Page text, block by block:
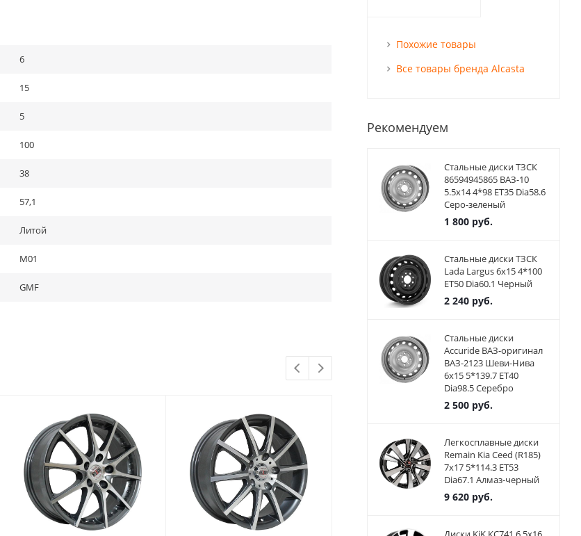
6
15
5
100
38
57,1
Литой
M01
GMF
Похожие товары
Все товары бренда Alcasta
Рекомендуем
Стальные диски ТЗСК
86594945865 ВАЗ-10
5.5x14 4*98 ET35 Dia58.6
Серо-зеленый
1 800руб.
Стальные диски ТЗСК
Lada Largus 6x15 4*100
ET50 Dia60.1 Черный
2 240руб.
Стальные диски
Accuride ВАЗ-оригинал
ВАЗ-2123 Шеви-Нива
6x15 5*139.7 ET40
Dia98.5 Серебро
2 500руб.
Легкосплавные диски
Remain Kia Ceed (R185)
7x17 5*114.3 ET53
Dia67.1 Алмаз-черный
9 620руб.